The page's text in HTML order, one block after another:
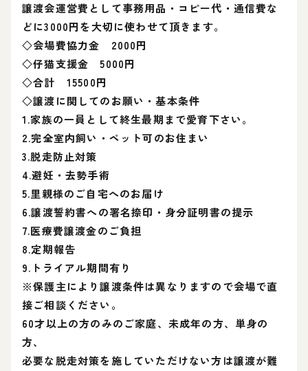
譲渡会運営費として事務用品・コピー代・通信費な
どに3000円を大切に使わせて頂きます。
◇会場費協力金 2000円
◇仔猫支援金 5000円
◇合計 15500円
◇譲渡に関してのお願い・基本条件
1.家族の一員として終生最期まで愛育下さい。
2.完全室内飼い・ペット可のお住まい
3.脱走防止対策
4.避妊・去勢手術
5.里親様のご自宅へのお届け
6.譲渡誓約書への署名捺印・身分証明書の提示
7.医療費譲渡金のご負担
8.定期報告
9.トライアル期間有り
※保護主により譲渡条件は異なりますので会場で直
接ご相談ください。
60才以上の方のみのご家庭、未成年の方、単身の
方、
必要な脱走対策を施していただけない方は譲渡が難